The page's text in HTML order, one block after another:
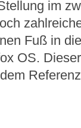
im
Fuß in
OS.